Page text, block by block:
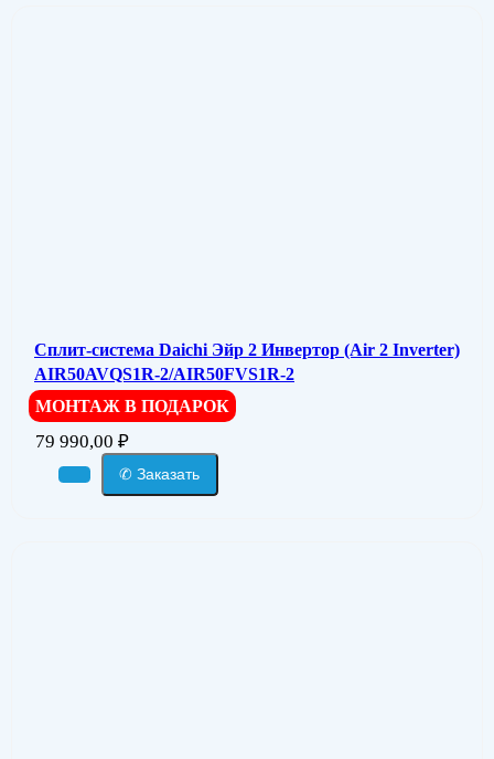
Сплит-система Daichi Эйр 2 Инвертор (Air 2 Inverter)
AIR50AVQS1R-2/AIR50FVS1R-2
МОНТАЖ В ПОДАРОК
79 990,00 ₽
✆ Заказать